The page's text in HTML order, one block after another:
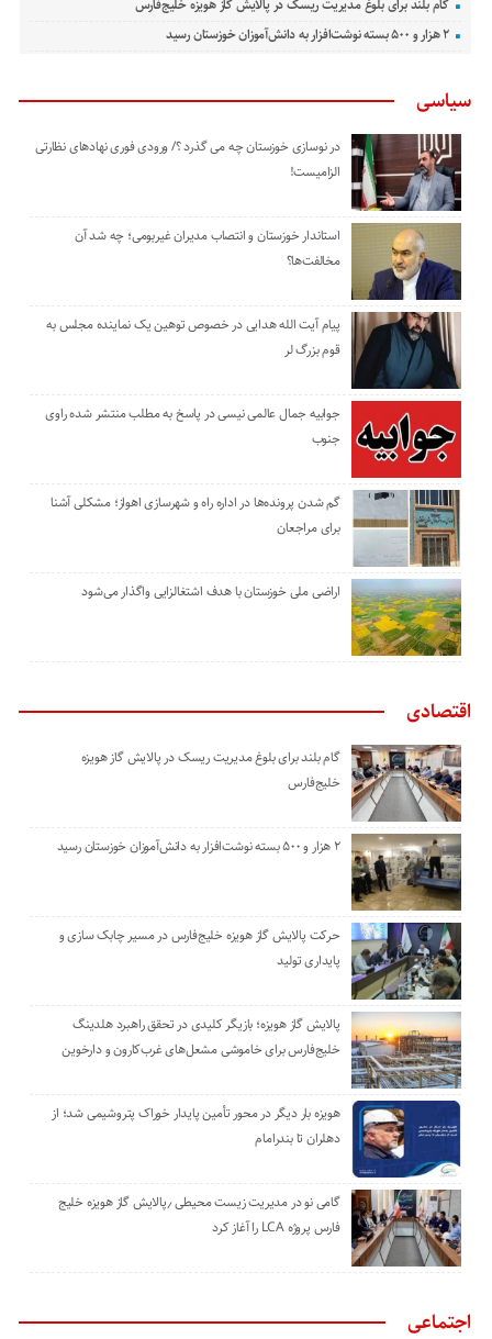
گام بلند برای بلوغ مدیریت ریسک در پالایش گاز هویزه خلیج‌فارس
۲ هزار و ۵۰۰ بسته نوشت‌افزار به دانش‌آموزان خوزستان رسید
سیاسی
در نوسازی خوزستان چه می گذرد ؟/ ورودی فوری نهادهای نظارتی
الزامیست!
استاندار خوزستان و انتصاب مدیران غیربومی؛ چه شد آن
مخالفت‌ها؟
پیام آیت الله هدایی در خصوص توهین یک نماینده مجلس به
قوم بزرگ لر
جوابیه جمال عالمی نیسی در پاسخ به مطلب منتشر شده راوی
جنوب
گم شدن پرونده‌ها در اداره راه و شهرسازی اهواز؛ مشکلی آشنا
برای مراجعان
اراضی ملی خوزستان با هدف اشتغالزایی واگذار می‌شود
اقتصادی
گام بلند برای بلوغ مدیریت ریسک در پالایش گاز هویزه
خلیج‌فارس
۲ هزار و ۵۰۰ بسته نوشت‌افزار به دانش‌آموزان خوزستان رسید
حرکت پالایش گاز هویزه خلیج‌فارس در مسیر چابک سازی و
پایداری تولید
پالایش گاز هویزه؛ بازیگر کلیدی در تحقق راهبرد هلدینگ
خلیج‌فارس برای خاموشی مشعل‌های غرب‌کارون و دارخوین
هویزه بار دیگر در محور تأمین پایدار خوراک پتروشیمی شد؛ از
دهلران تا بندرامام
گامی نو در مدیریت زیست ‌محیطی ٫پالایش گاز هویزه خلیج
‌فارس پروژه LCA را آغاز کرد
اجتماعی